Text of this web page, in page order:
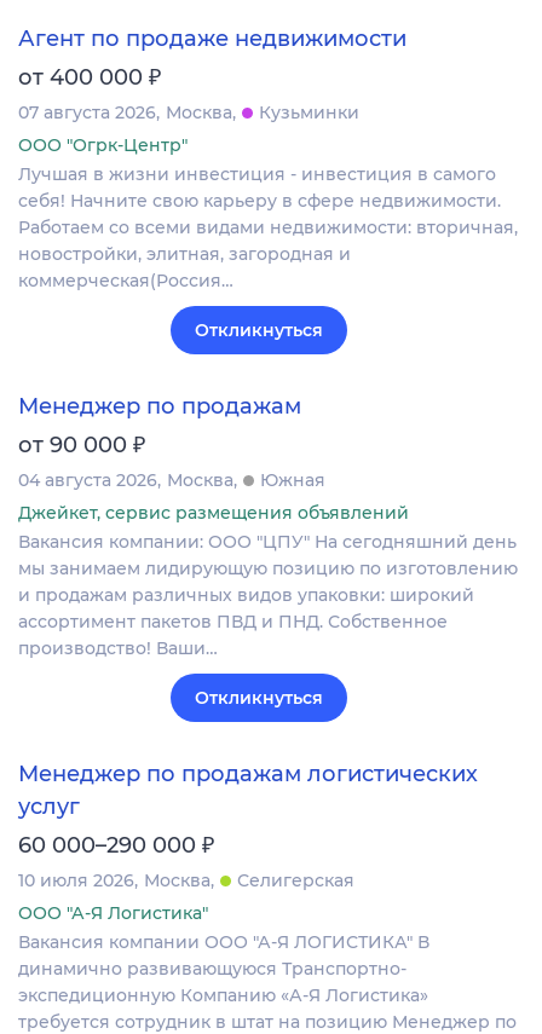
Агент по продаже недвижимости
от 400 000 ₽
07 августа 2026 Москва
Кузьминки
ООО "Огрк-Центр"
Лучшая в жизни инвестиция - инвестиция в самого
себя! Начните свою карьеру в сфере недвижимости.
Работаем со всеми видами недвижимости: вторичная,
новостройки, элитная, загородная и
коммерческая(Россия…
Откликнуться
Менеджер по продажам
от 90 000 ₽
04 августа 2026 Москва
Южная
Джейкет, сервис размещения объявлений
Вакансия компании: ООО "ЦПУ" На сегодняшний день
мы занимаем лидирующую позицию по изготовлению
и продажам различных видов упаковки: широкий
ассортимент пакетов ПВД и ПНД. Собственное
производство! Ваши…
Откликнуться
Менеджер по продажам логистических
услуг
60 000–290 000 ₽
10 июля 2026 Москва
Селигерская
ООО "А-Я Логистика"
Вакансия компании ООО "А-Я ЛОГИСТИКА" В
динамично развивающуюся Транспортно-
экспедиционную Компанию «А-Я Логистика»
требуется сотрудник в штат на позицию Менеджер по